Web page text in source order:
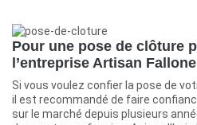
Pour une pose de clôture
l’entreprise Artisan Fallone
Si vous voulez confier la pose de
il est recommandé de faire
sur le marché depuis plusieurs